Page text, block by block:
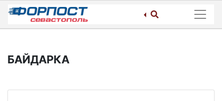
Skip
content
БАЙДАРКА